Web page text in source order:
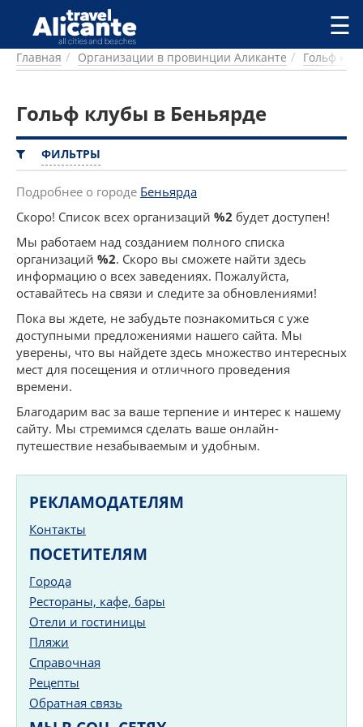
Перейти к основному содержанию
ГОРОДА
ПИТАНИЕ
ПРОЖИВАНИЕ
ПЛЯЖИ
ДОСТОПРИМЕЧАТЕЛЬНОСТИ
КЕМПИНГ
КОМАРКИ (РАЙОНЫ)
РЕЦЕПТЫ
ПРЕДЛОЖЕНИЯ
СТАТЬИ
УСЛУГИ
☰
Главная Организации в провинции Аликанте Гольф
Гольф клубы в Беньярде
ФИЛЬТРЫ
Подробнее о городе Беньярда
Скоро! Список всех организаций %2 будет доступен!
Мы работаем над созданием полного списка
организаций %2. Скоро вы сможете найти здесь
информацию о всех заведениях. Пожалуйста,
оставайтесь на связи и следите за обновлениями!
Пока вы ждете, не забудьте познакомиться с уже
доступными предложениями нашего сайта. Мы
уверены, что вы найдете здесь множество интересных
мест для посещения и отличного проведения
времени.
Благодарим вас за ваше терпение и интерес к нашему
сайту. Мы стремимся сделать ваше онлайн-
путешествие незабываемым и удобным.
РЕКЛАМОДАТЕЛЯМ
Контакты
ПОСЕТИТЕЛЯМ
Города
Рестораны, кафе, бары
Отели и гостиницы
Пляжи
Справочная
Рецепты
Обратная связь